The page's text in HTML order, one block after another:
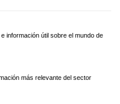
información útil sobre el mundo de
más relevante del sector